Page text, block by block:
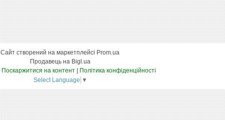
Сайт створений на маркетплейсі Prom.ua
Продавець на Bigl.ua
Поскаржитися на контент
Політика конфіденційності
Select Language ▼